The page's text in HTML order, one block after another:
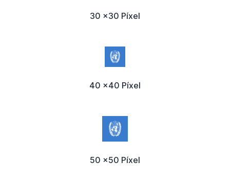
30 x30 Píxel
40 x40 Píxel
50 x50 Píxel